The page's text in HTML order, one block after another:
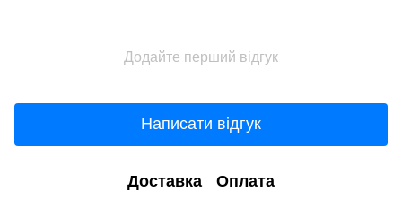
Додайте перший відгук
Написати відгук
Доставка Оплата